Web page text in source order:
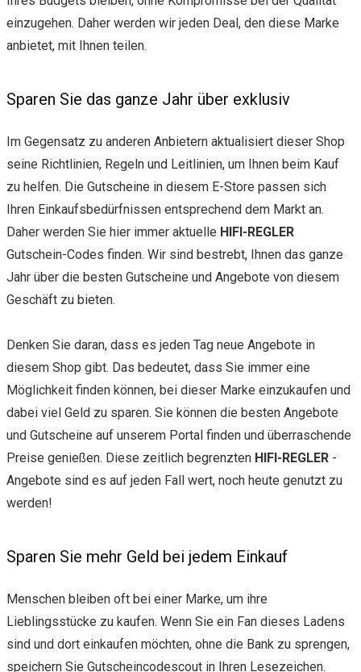
einzugehen. Daher werden wir jeden Deal, den diese Marke
anbietet, mit Ihnen teilen.
Sparen Sie das ganze Jahr über exklusiv
Im Gegensatz zu anderen Anbietern aktualisiert dieser Shop
seine Richtlinien, Regeln und Leitlinien, um Ihnen beim Kauf
zu helfen. Die Gutscheine in diesem E-Store passen sich
Ihren Einkaufsbedürfnissen entsprechend dem Markt an.
Daher werden Sie hier immer aktuelle HIFI-REGLER
Gutschein-Codes finden. Wir sind bestrebt, Ihnen das ganze
Jahr über die besten Gutscheine und Angebote von diesem
Geschäft zu bieten.
Denken Sie daran, dass es jeden Tag neue Angebote in
diesem Shop gibt. Das bedeutet, dass Sie immer eine
Möglichkeit finden können, bei dieser Marke einzukaufen und
dabei viel Geld zu sparen. Sie können die besten Angebote
und Gutscheine auf unserem Portal finden und überraschende
Preise genießen. Diese zeitlich begrenzten HIFI-REGLER -
Angebote sind es auf jeden Fall wert, noch heute genutzt zu
werden!
Sparen Sie mehr Geld bei jedem Einkauf
Menschen bleiben oft bei einer Marke, um ihre
Lieblingsstücke zu kaufen. Wenn Sie ein Fan dieses Ladens
sind und dort einkaufen möchten, ohne die Bank zu sprengen,
speichern Sie Gutscheincodescout in Ihren Lesezeichen.